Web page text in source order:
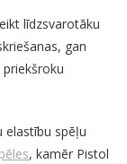
līdzsvarotāku
gan
elastību spēļu
, kamēr Pistol